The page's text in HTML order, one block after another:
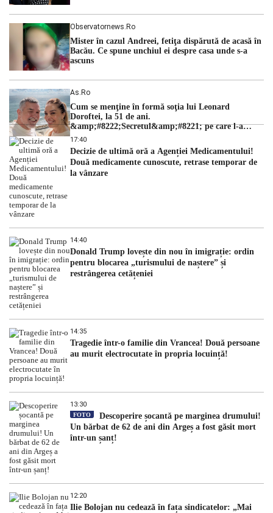
Observatornews.ro
Mister în cazul Andreei, fetiţa dispărută de acasă în
Bacău. Ce spune unchiul ei despre casa unde s-a
ascuns
As.ro
Cum se menţine în formă soţia lui Leonard
Doroftei, la 51 de ani.
&amp;#8222;Secretul&amp;#8221; pe care l-a
dezvăluit
17:40
Decizie de ultimă oră a Agenției Medicamentului!
Două medicamente cunoscute, retrase temporar de
la vânzare
14:40
Donald Trump lovește din nou în imigrație: ordin
pentru blocarea „turismului de naștere” și
restrângerea cetățeniei
14:35
Tragedie într-o familie din Vrancea! Două persoane
au murit electrocutate în propria locuință!
13:30
FOTO
Descoperire șocantă pe marginea drumului!
Un bărbat de 62 de ani din Argeș a fost găsit mort
într-un șanț!
12:20
Ilie Bolojan nu cedează în fața sindicatelor: „Mai